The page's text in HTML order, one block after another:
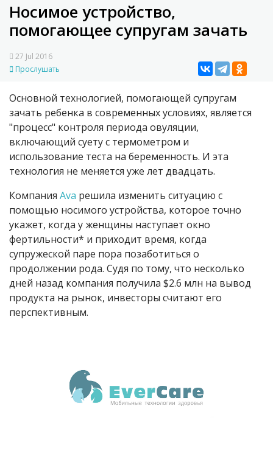
Носимое устройство,
помогающее супругам зачать
27 Jul 2016
Прослушать
Основной технологией, помогающей супругам
зачать ребенка в современных условиях, является
"процесс" контроля периода овуляции,
включающий суету с термометром и
использование теста на беременность. И эта
технология не меняется уже лет двадцать.
Компания Ava решила изменить ситуацию с
помощью носимого устройства, которое точно
укажет, когда у женщины наступает окно
фертильности* и приходит время, когда
супружеской паре пора позаботиться о
продолжении рода. Судя по тому, что несколько
дней назад компания получила $2.6 млн на вывод
продукта на рынок, инвесторы считают его
перспективным.